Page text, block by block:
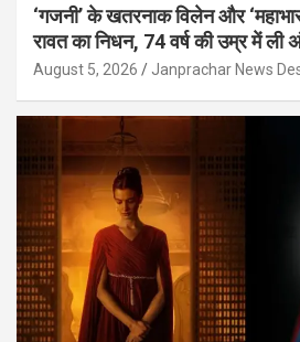
‘गजनी’ के खतरनाक विलेन और
रावत का निधन, 74 वर्ष की उम्र में ली
August 5, 2026 Janprachar News